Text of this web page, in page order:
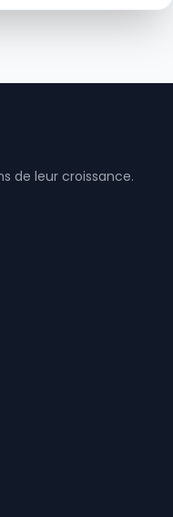
de leur croissance.